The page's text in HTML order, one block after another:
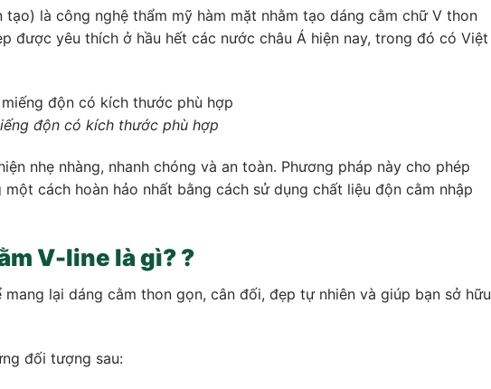
là công nghệ thẩm mỹ hàm mặt nhằm tạo dáng cằm chữ V thon
được yêu thích ở hầu hết các nước châu Á hiện nay, trong đó có Việt
độn có kích thước phù hợp
nhẹ nhàng, nhanh chóng và an toàn. Phương pháp này cho phép
cách hoàn hảo nhất bằng cách sử dụng chất liệu độn cằm nhập
V-line là gì? ?
lại dáng cằm thon gọn, cân đối, đẹp tự nhiên và giúp bạn sở hữu
đối tượng sau: